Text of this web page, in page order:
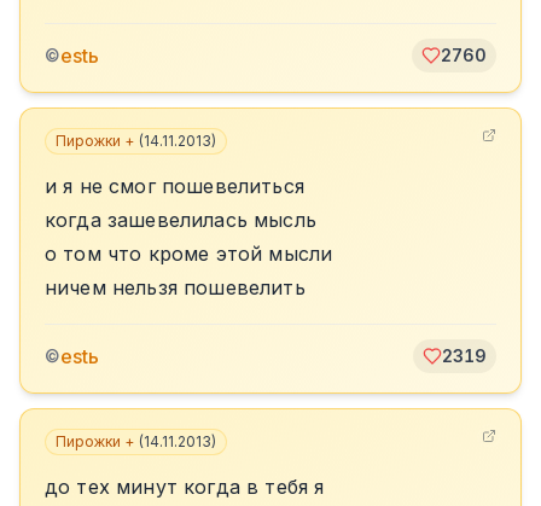
©estь 2760
Пирожки + (14.11.2013)
и я не смог пошевелиться
когда зашевелилась мысль
о том что кроме этой мысли
ничем нельзя пошевелить
©estь 2319
Пирожки + (14.11.2013)
до тех минут когда в тебя я